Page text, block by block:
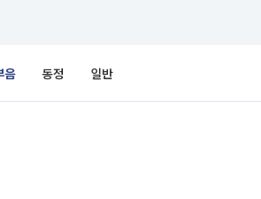
음 동정 일반